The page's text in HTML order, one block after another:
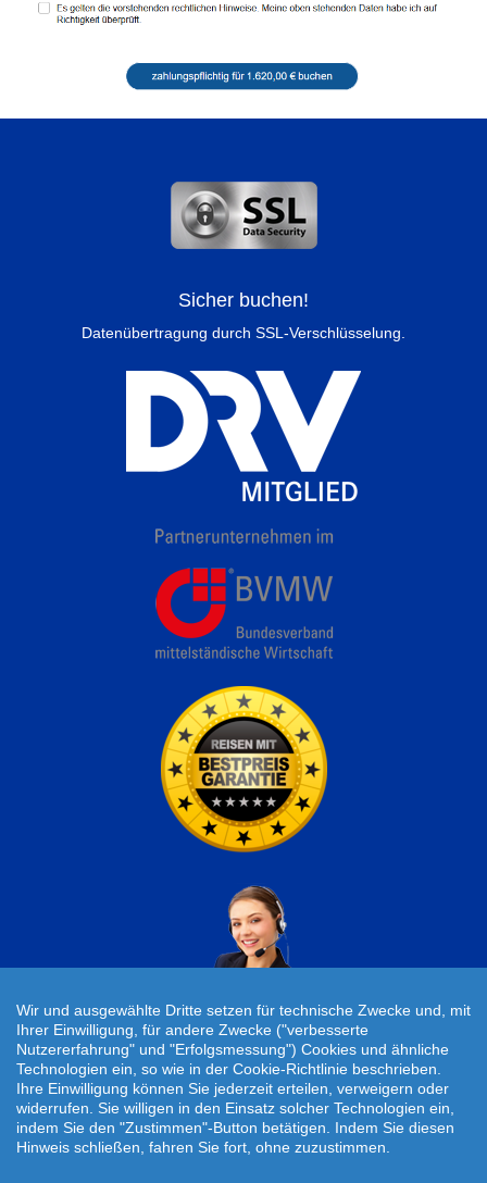
Sicher buchen!
Datenübertragung durch SSL-Verschlüsselung.
Individuelle Reiseanfrage!
Travelcheck © 2026
Startseite| AGB | Kontakt|Impressum
Wir und ausgewählte Dritte setzen für technische Zwecke und, mit
Ihrer Einwilligung, für andere Zwecke ("verbesserte
Nutzererfahrung" und "Erfolgsmessung") Cookies und ähnliche
Technologien ein, so wie in der Cookie-Richtlinie beschrieben.
Ihre Einwilligung können Sie jederzeit erteilen, verweigern oder
widerrufen. Sie willigen in den Einsatz solcher Technologien ein,
indem Sie den "Zustimmen"-Button betätigen. Indem Sie diesen
Hinweis schließen, fahren Sie fort, ohne zuzustimmen.